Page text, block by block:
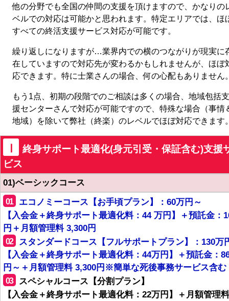
他の分野でも全国の仲間の支援を頂けますので、かなりの
ベルでの対応は可能かと思われます。特定エリアでは、ほ
すべての終活支援サービス対応が可能です。
繰り返しになりますが…業界内での横のつながりが現実に
在していますので対応先が変わるかもしれませんが、ほぼ
応できます。特に士業さんの場合、何の心配もありません
もう1点、初期の段階でのご相談は多くの場合、地域包括支
援センターさんで対応が可能ですので、特殊な場合（事情
地域）を除いて弊社（終楽）のレベルでほぼ対応できます
Ⅰ
終身サポート最適化(身元引受・保証含む)支援
ビス
01)ベーシックコース
01
エコノミーコース【お手頃プラン】：60万円～
【入会金＋終身サポート最適化料：44 万円】＋預託金：
円＋月額管理料 3,300円
02
スタンダードコース【フルサポートプラン】：130万
【入会金＋終身サポート最適化料：44万円】＋預託金：
円～＋月額管理料 3,300円※簡単な死後事務サービス含む
03
スペシャルコース【分割プラン】
【入会金＋終身サポート最適化料：22万円】＋月額管理料